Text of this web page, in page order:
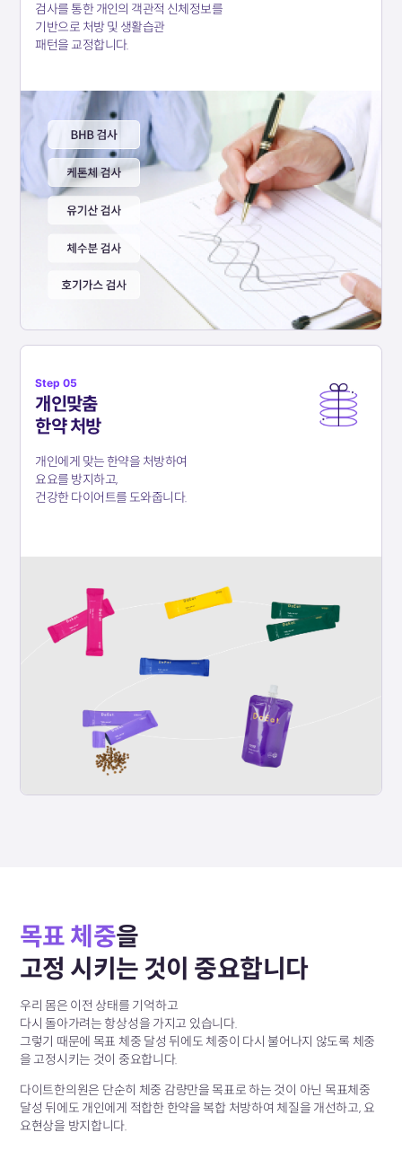
검사를 통한 개인의 객관적 신체정보를
기반으로 처방 및 생활습관
패턴을 교정합니다.
Step 05
개인맞춤
한약 처방
개인에게 맞는 한약을 처방하여
요요를 방지하고,
건강한 다이어트를 도와줍니다.
목표 체중을
고정 시키는 것이 중요합니다
우리 몸은 이전 상태를 기억하고
다시 돌아가려는 항상성을 가지고 있습니다.
그렇기 때문에 목표 체중 달성 뒤에도 체중이 다시 불어나지 않도록 체중
을 고정시키는 것이 중요합니다.
다이트한의원은 단순히 체중 감량만을 목표로 하는 것이 아닌목표체중
달성 뒤에도 개인에게 적합한 한약을 복합 처방하여 체질을 개선하고, 요
요현상을 방지합니다.